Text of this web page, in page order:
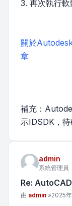
3. 再次執行軟
關於
章
補充：
示IDSDK，待
admin
系統管理員
Re: AutoCAD
文章
由 admin »2025